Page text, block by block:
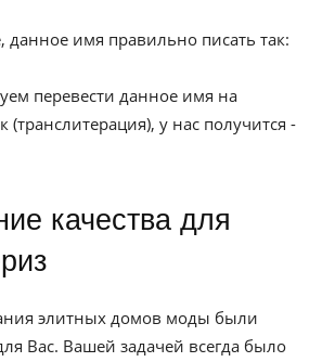
данное имя правильно писать так:
перевести данное имя на
(транслитерация), у нас получится -
элитных домов моды были
Вас. Вашей задачей всегда было